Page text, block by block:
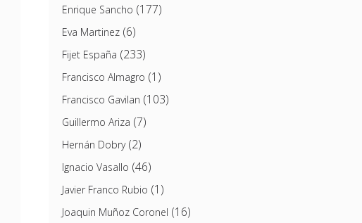
Enrique Sancho (177)
Eva Martinez(6)
Fijet España (233)
Francisco Almagro (1)
Francisco Gavilan (103)
Guillermo Ariza (7)
Hernán Dobry(2)
Ignacio Vasallo (46)
Javier Franco Rubio (1)
Joaquin Muñoz Coronel (16)